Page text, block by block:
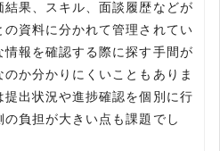
果、スキル、面談履歴などが
資料に分かれて管理されてい
情報を確認する際に探す手間が
か分かりにくいこともありま
提出状況や進捗確認を個別に行
負担が大きい点も課題でし